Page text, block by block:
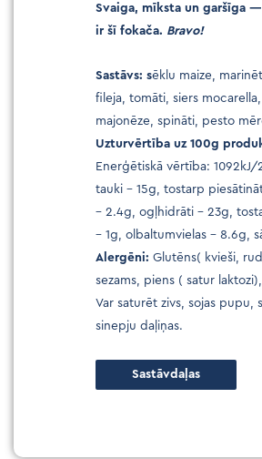
Svaiga, mīksta un garšīga
ir šī fokača. Bravo!
Sastāvs: sēklu maize,
fileja, tomāti, siers mocarella,
majonēze, spināti, pesto
Uzturvērtība uz 100g
Enerģētiskā vērtība: 1092kJ/
tauki – 15g, tostarp
– 2.4g, ogļhidrāti – 23g,
– 1g, olbaltumvielas – 8.6g,
Alergēni: Glutēns( kvieši,
sezams, piens ( satur
Var saturēt zivs, sojas pupu,
sinepju daļiņas.
Sastāvdaļas